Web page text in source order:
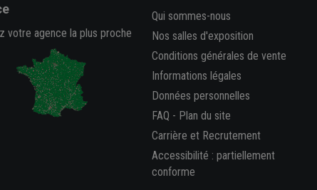
votre agence la plus proche
Qui sommes-nous
Nos salles d'exposition
Conditions générales de vente
Informations légales
Données personnelles
FAQ - Plan du site
Carrière et Recrutement
Accessibilité : partiellement
conforme